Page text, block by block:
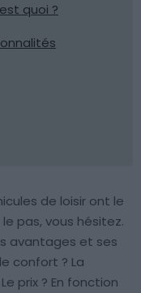
quoi ?
de loisir ont le
pas, vous hésitez.
avantages et ses
confort ? La
prix ? En fonction